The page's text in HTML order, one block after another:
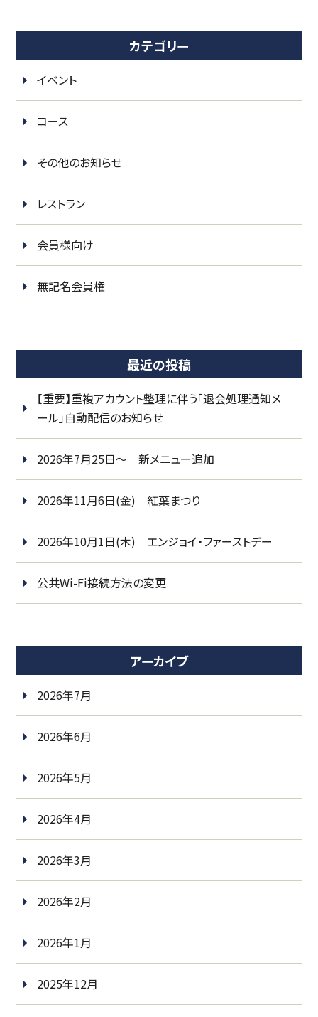
カテゴリー
イベント
コース
その他のお知らせ
レストラン
会員様向け
無記名会員権
最近の投稿
【重要】重複アカウント整理に伴う「退会処理通知メ
ール」自動配信のお知らせ
2026年7月25日～ 新メニュー追加
2026年11月6日(金) 紅葉まつり
2026年10月1日(木) エンジョイ・ファーストデー
公共Wi-Fi接続方法の変更
アーカイブ
2026年7月
2026年6月
2026年5月
2026年4月
2026年3月
2026年2月
2026年1月
2025年12月